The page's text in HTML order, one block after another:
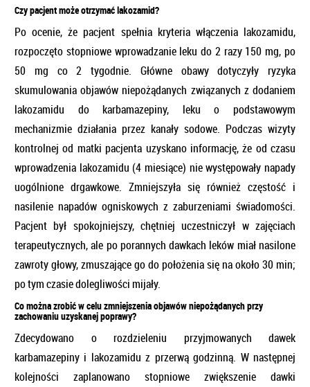
Czy pacjent może otrzymać lakozamid?
Po ocenie, że pacjent spełnia kryteria włączenia lakozamidu,
rozpoczęto stopniowe wprowadzanie leku do 2 razy 150 mg, po
50 mg co 2 tygodnie. Główne obawy dotyczyły ryzyka
skumulowania objawów niepożądanych związanych z dodaniem
lakozamidu do karbamazepiny, leku o podstawowym
mechanizmie działania przez kanały sodowe. Podczas wizyty
kontrolnej od matki pacjenta uzyskano informację, że od czasu
wprowadzenia lakozamidu (4 miesiące) nie występowały napady
uogólnione drgawkowe. Zmniejszyła się również częstość i
nasilenie napadów ogniskowych z zaburzeniami świadomości.
Pacjent był spokojniejszy, chętniej uczestniczył w zajęciach
terapeutycznych, ale po porannych dawkach leków miał nasilone
zawroty głowy, zmuszające go do położenia się na około 30 min;
po tym czasie dolegliwości mijały.
Co można zrobić w celu zmniejszenia objawów niepożądanych przy
zachowaniu uzyskanej poprawy?
Zdecydowano o rozdzieleniu przyjmowanych dawek
karbamazepiny i lakozamidu z przerwą godzinną. W następnej
kolejności zaplanowano stopniowe zwiększenie dawki